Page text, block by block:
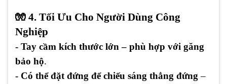
🧤 4. Tối Ưu Cho Người Dùng Công
Nghiệp
- Tay cầm kích thước lớn – phù hợp với găng
bảo hộ.
- Có thể đặt đứng để chiếu sáng thẳng đứng –